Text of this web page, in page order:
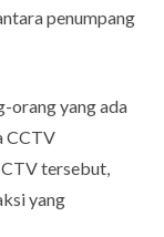
penumpang
orang yang ada
CCTV
tersebut,
yang